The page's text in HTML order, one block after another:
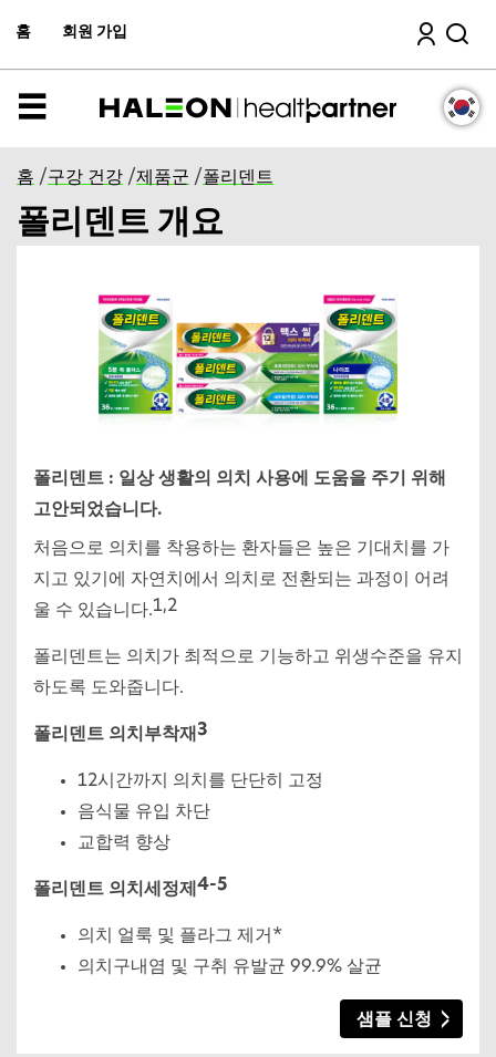
홈 회원 가입 검색
메
홈 /구강 건강 /제품군 /폴리덴트
폴리덴트 개요
폴리덴트 : 일상 생활의 의치 사용에 도움을 주기 위해
고안되었습니다.
처음으로 의치를 착용하는 환자들은 높은 기대치를 가
지고 있기에 자연치에서 의치로 전환되는 과정이 어려
울 수 있습니다.1,2
폴리덴트는 의치가 최적으로 기능하고 위생수준을 유지
하도록 도와줍니다.
폴리덴트 의치부착재 3
12시간까지 의치를 단단히 고정
음식물 유입 차단
교합력 향상
폴리덴트 의치세정제 4-5
의치 얼룩 및 플라그 제거*
의치구내염 및 구취 유발균 99.9% 살균
샘플 신청